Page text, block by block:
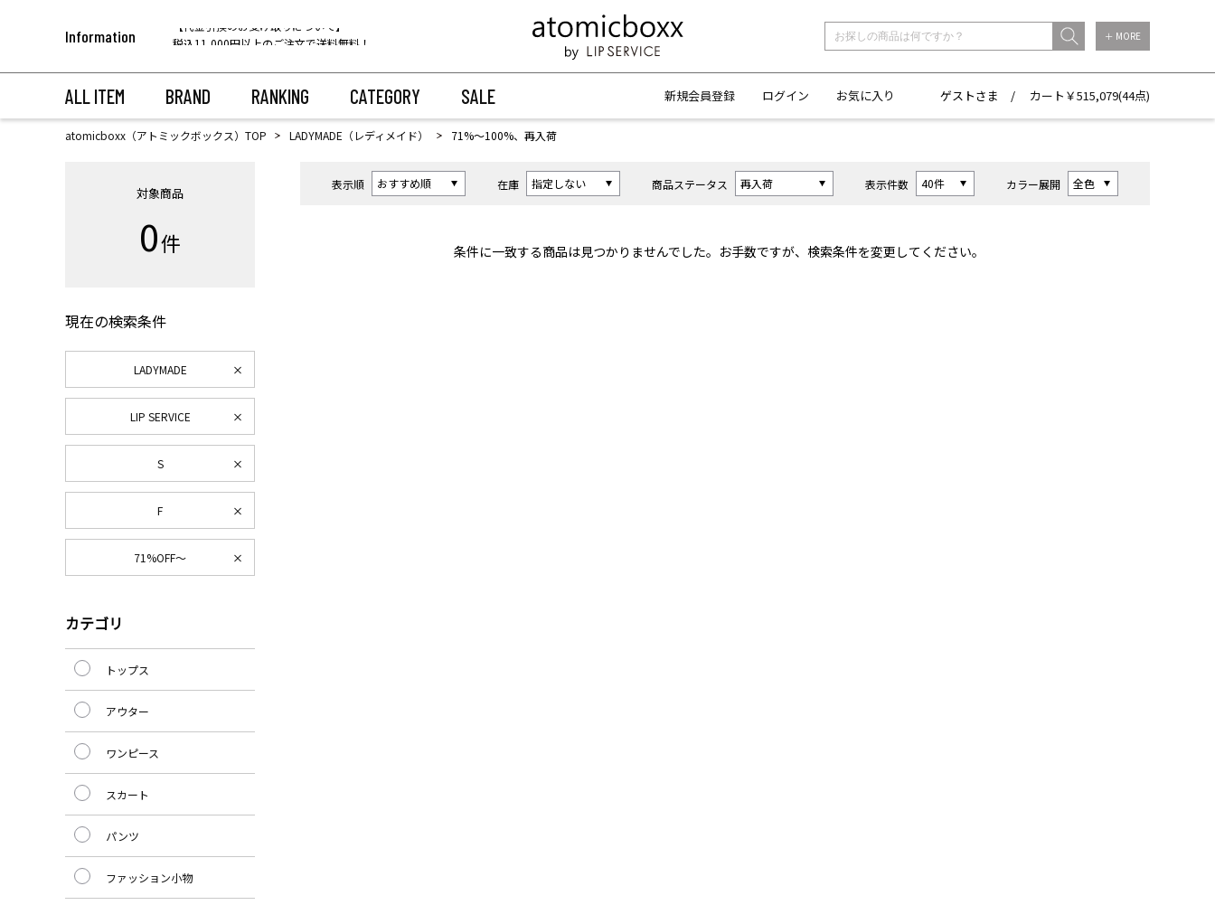
Information
税込11,000円以上のご注文で送料無料！
＋ MORE
ALL ITEM BRAND RANKING CATEGORY SALE 新規会員登録 ログイン お気に入り ゲストさま / カート￥515,079(44点)
atomicboxx（アトミックボックス）TOP LADYMADE（レディメイド） 71%〜100%、再入荷
表示順 在庫 商品ステータス 表示件数 カラー展開
条件に一致する商品は見つかりませんでした。お手数ですが、検索条件を変更してください。
対象商品
0件
現在の検索条件
LADYMADE
LIP SERVICE
S
F
71%OFF～
カテゴリ
トップス
アウター
ワンピース
スカート
パンツ
ファッション小物